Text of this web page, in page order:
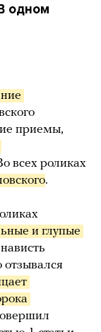
одном
приемы,
всех роликах
.
и глупые